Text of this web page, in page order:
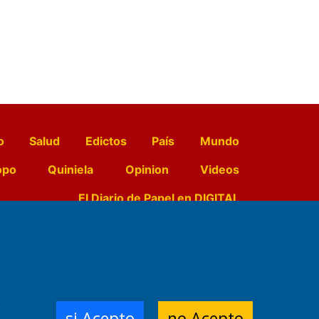
Salud Edictos País
Mundo
Quiniela Opinion
Videos
El Diario de Papel en DIGITAL